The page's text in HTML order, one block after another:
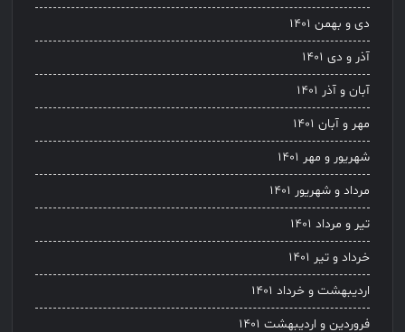
دی و بهمن ۱۴۰۱
آذر و دی ۱۴۰۱
آبان و آذر ۱۴۰۱
مهر و آبان ۱۴۰۱
شهریور و مهر ۱۴۰۱
مرداد و شهریور ۱۴۰۱
تیر و مرداد ۱۴۰۱
خرداد و تیر ۱۴۰۱
اردیبهشت و خرداد ۱۴۰۱
فروردین و اردیبهشت ۱۴۰۱